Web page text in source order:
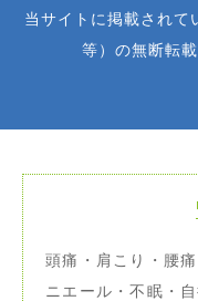
当サイトに掲載されて
等）の無断転
頭痛・肩こり・腰
ニエール・不眠・